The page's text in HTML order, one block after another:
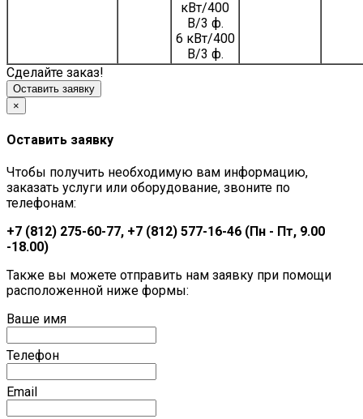
кВт/400
В/3 ф.
6 кВт/400
В/3 ф.
Сделайте заказ!
Оставить заявку
×
Оставить заявку
Чтобы получить необходимую вам информацию,
заказать услуги или оборудование, звоните по
телефонам:
+7 (812) 275-60-77, +7 (812) 577-16-46 (Пн - Пт, 9.00
-18.00)
Также вы можете отправить нам заявку при помощи
расположенной ниже формы:
Ваше имя
Телефон
Email